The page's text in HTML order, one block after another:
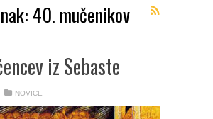
40. mučenikov
iz Sebaste
NOVICE